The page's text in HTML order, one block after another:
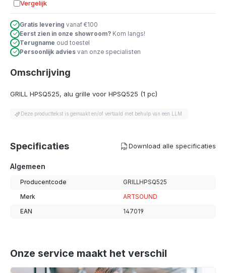
Vergelijk
Toevoegen aan vergelijking
Gratis levering vanaf €100
Eerst zien in onze showroom? Kom langs!
Terugname oud toestel
Persoonlijk advies van onze specialisten
Omschrijving
GRILL HPSQ525, alu grille voor HPSQ525 (1 pc)
Deze producttekst is gemaakt en/of vertaald met behulp van een LLM.
Specificaties Download alle specificaties
Algemeen
Producentcode GRILLHPSQ525
Merk ARTSOUND
EAN 147019
Onze service maakt het verschil